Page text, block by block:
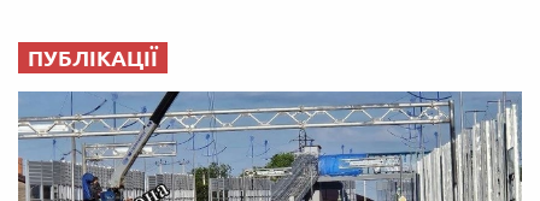
ПУБЛІКАЦІЇ